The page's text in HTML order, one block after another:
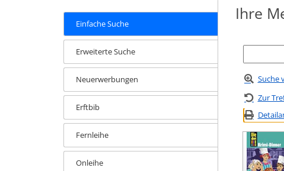
Einfache Suche
Erweiterte Suche
Neuerwerbungen
Erftbib
Fernleihe
Onleihe
Ihre
Suche
Zur